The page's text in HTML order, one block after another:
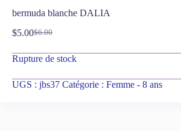
bermuda blanche DALIA
$6.00
$5.00
Rupture de stock
UGS : jbs37 Catégorie : Femme - 8 ans